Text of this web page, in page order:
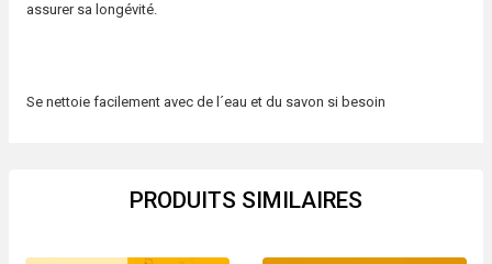
assurer sa longévité.
Se nettoie facilement avec de l´eau et du savon si besoin
PRODUITS SIMILAIRES